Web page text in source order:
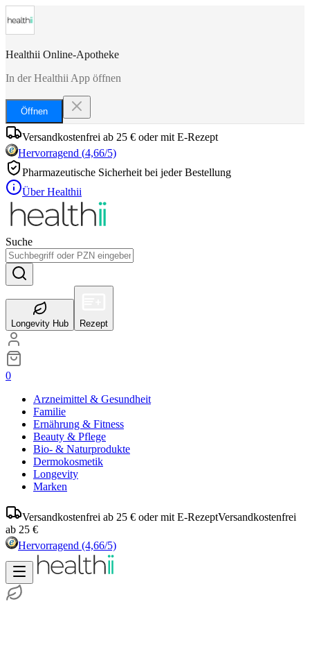
Healthii Online-Apotheke
In der Healthii App öffnen
Öffnen
Versandkostenfrei ab 25 € oder mit E-Rezept
Hervorragend (4,66/5)
Pharmazeutische Sicherheit bei jeder Bestellung
Über Healthii
Suche
Longevity Hub Rezept
0
Arzneimittel & Gesundheit
Familie
Ernährung & Fitness
Beauty & Pflege
Bio- & Naturprodukte
Dermokosmetik
Longevity
Marken
Versandkostenfrei ab 25 € oder mit E-RezeptVersandkostenfrei
ab 25 €
Hervorragend (4,66/5)